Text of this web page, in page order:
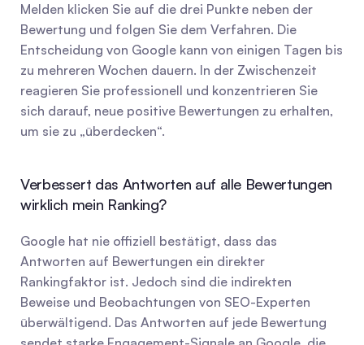
Melden klicken Sie auf die drei Punkte neben der
Bewertung und folgen Sie dem Verfahren. Die
Entscheidung von Google kann von einigen Tagen bis
zu mehreren Wochen dauern. In der Zwischenzeit
reagieren Sie professionell und konzentrieren Sie
sich darauf, neue positive Bewertungen zu erhalten,
um sie zu „überdecken“.
Verbessert das Antworten auf alle Bewertungen
wirklich mein Ranking?
Google hat nie offiziell bestätigt, dass das
Antworten auf Bewertungen ein direkter
Rankingfaktor ist. Jedoch sind die indirekten
Beweise und Beobachtungen von SEO-Experten
überwältigend. Das Antworten auf jede Bewertung